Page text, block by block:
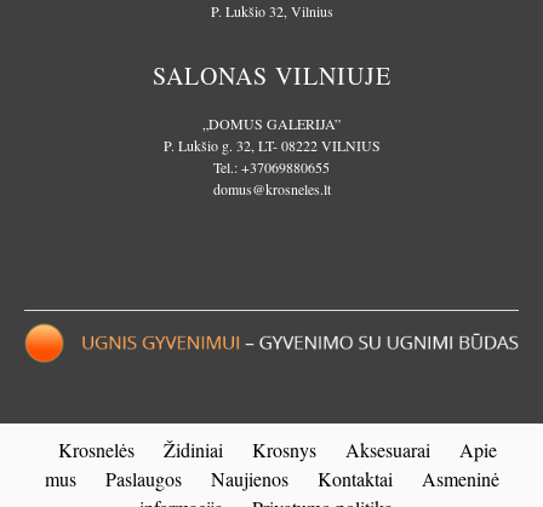
P. Lukšio 32, Vilnius
SALONAS VILNIUJE
„DOMUS GALERIJA”
P. Lukšio g. 32, LT- 08222 VILNIUS
Tel.:+37069880655
domus@krosneles.lt
Krosnelės Židiniai Krosnys Aksesuarai
Apie
mus
Paslaugos Naujienos Kontaktai
Asmeninė